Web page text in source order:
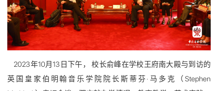
2023年10月13日下午， 校长俞峰在学校王府南大殿与到访的
英国皇家伯明翰音乐学院院长斯蒂芬·马多克（Stephen